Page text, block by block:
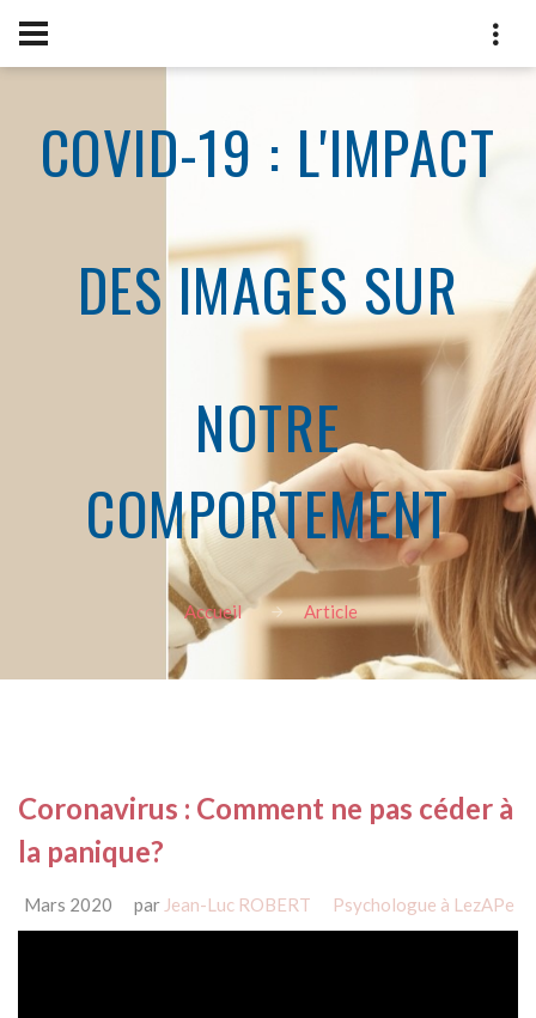
COVID-19 : L'IMPACT
DES IMAGES SUR
NOTRE
COMPORTEMENT
Accueil Article
Coronavirus : Comment ne pas céder à
la panique?
Mars 2020 par Jean-Luc ROBERT Psychologue à LezAPe